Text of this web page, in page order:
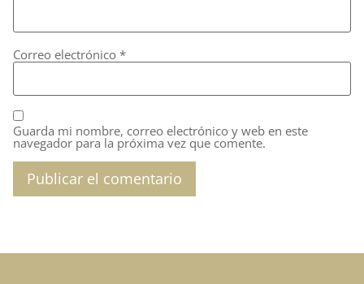
Correo electrónico *
Guarda mi nombre, correo electrónico y web en este
navegador para la próxima vez que comente.